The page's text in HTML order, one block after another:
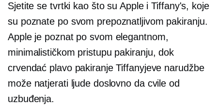
Sjetite se tvrtki kao što su Apple i Tiffany's, koje
su poznate po svom prepoznatljivom pakiranju.
Apple je poznat po svom elegantnom,
minimalističkom pristupu pakiranju, dok
crvendać plavo pakiranje Tiffanyjeve narudžbe
može natjerati ljude doslovno da cvile od
uzbuđenja.